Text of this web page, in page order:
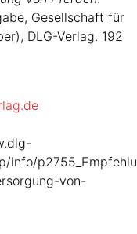
Gesellschaft für
DLG-Verlag. 192
info/
von-